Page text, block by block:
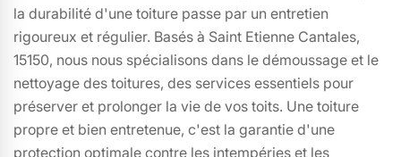
la durabilité d'une toiture passe par un entretien
rigoureux et régulier. Basés à Saint Etienne Cantales,
15150, nous nous spécialisons dans le démoussage et le
nettoyage des toitures, des services essentiels pour
préserver et prolonger la vie de vos toits. Une toiture
propre et bien entretenue, c'est la garantie d'une
protection optimale contre les intempéries et les